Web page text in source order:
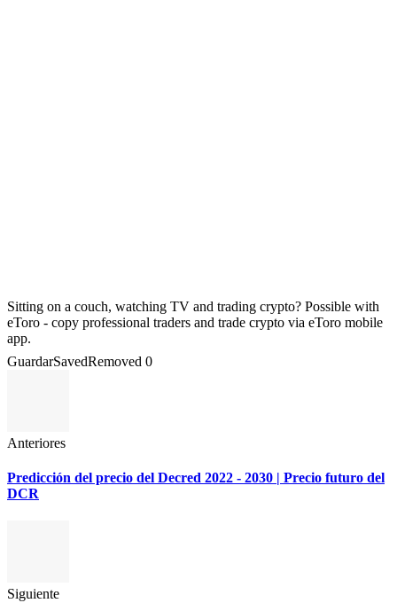
Sitting on a couch, watching TV and trading crypto? Possible with
eToro - copy professional traders and trade crypto via eToro mobile
app.
GuardarSavedRemoved 0
Anteriores
Predicción del precio del Decred 2022 - 2030 | Precio futuro del
DCR
Siguiente